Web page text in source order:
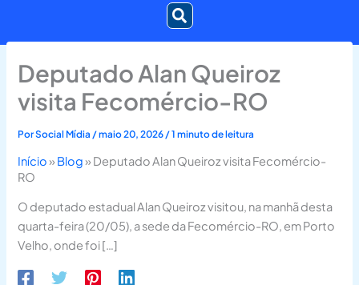
Deputado Alan Queiroz
visita Fecomércio-RO
PorSocial Mídia /maio 20, 2026 /1 minuto de leitura
Início» Blog» Deputado Alan Queiroz visita Fecomércio-
RO
O deputado estadual Alan Queiroz visitou, na manhã desta
quarta-feira (20/05), a sede da Fecomércio-RO, em Porto
Velho, onde foi […]